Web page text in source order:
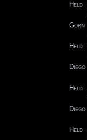
Held
Gorn
Held
Diego
Held
Diego
Held